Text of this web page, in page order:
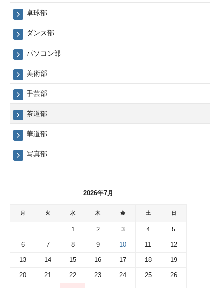
卓球部
ダンス部
パソコン部
美術部
手芸部
茶道部
華道部
写真部
2026年7月
月 火 水 木 金 土 日
1 2 3 4 5
6 7 8 9 10 11 12
13 14 15 16 17 18 19
20 21 22 23 24 25 26